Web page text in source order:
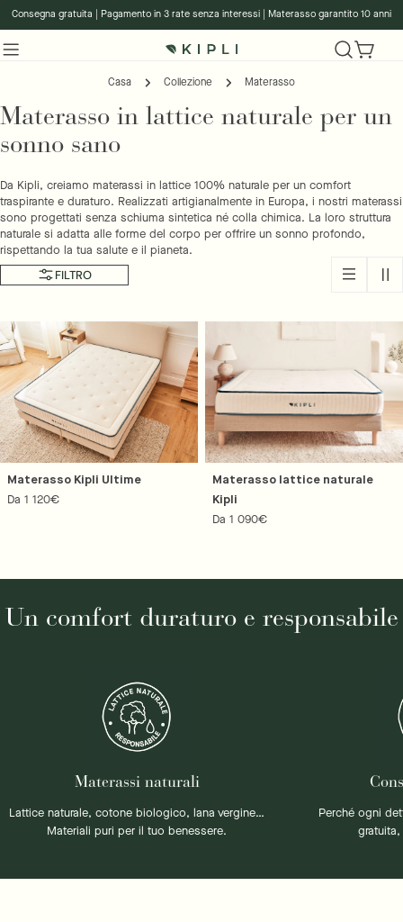
Salta
contenuto
Consegna gratuita | Pagamento in 3 rate senza interessi | Materasso garantito 10 anni
Carrello
Casa Collezione Materasso
Materasso in lattice naturale per un
sonno sano
Da Kipli, creiamo materassi in lattice 100% naturale per un comfort
traspirante e duraturo. Realizzati artigianalmente in Europa, i nostri materassi
sono progettati senza schiuma sintetica né colla chimica. La loro struttura
naturale si adatta alle forme del corpo per offrire un sonno profondo,
rispettando la tua salute e il pianeta.
FILTRO
Materasso Kipli Ultime
Prezzo
Da 1 120€
Materasso lattice naturale
Kipli
Prezzo
Da 1 090€
Un comfort duraturo e responsabile
Materassi naturali
Lattice naturale, cotone biologico, lana vergine…
Materiali puri per il tuo benessere.
Perché ogni